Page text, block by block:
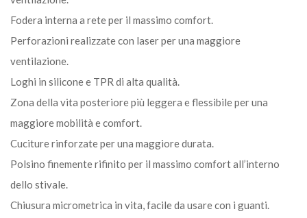
Fodera interna a rete per il massimo comfort.
Perforazioni realizzate con laser per una maggiore
ventilazione.
Loghi in silicone e TPR di alta qualità.
Zona della vita posteriore più leggera e flessibile per una
maggiore mobilità e comfort.
Cuciture rinforzate per una maggiore durata.
Polsino finemente rifinito per il massimo comfort all’interno
dello stivale.
Chiusura micrometrica in vita, facile da usare con i guanti.